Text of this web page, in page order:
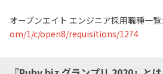
オープンエイト エンジニア採用職種一覧:
om/1/c/open8/requisitions/1274